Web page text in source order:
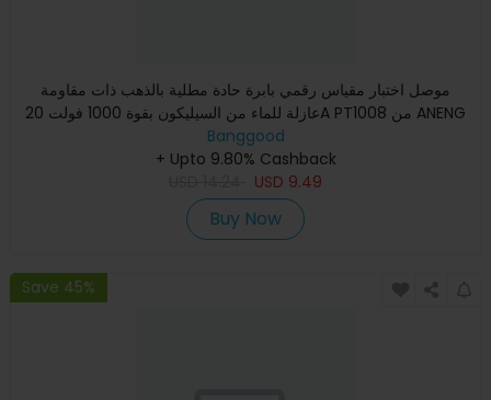
موصل اختبار مقياس رقمي بابرة حادة مطلية بالذهب ذات مقاومة
عازلة للماء من السيليكون بقوة 1000 فولت 20A PT1008 من ANENG
بأ
Banggood
+ Upto 9.80% Cashback
USD 9.49
Buy Now
Save 45%